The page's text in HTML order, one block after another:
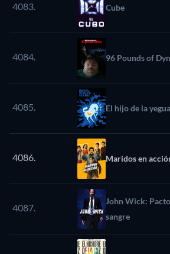
4083. Cube
4084. 96 Pounds of
4085. El hijo de la
4086. Maridos en
4087.
John Wick:
sangre